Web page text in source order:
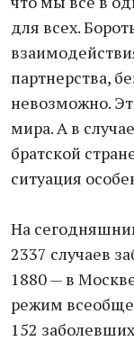
для всех.
партнерства,
невозможно.
мира. А в
братской
ситуация
На
2337 случаев
1880 — в
режим
152